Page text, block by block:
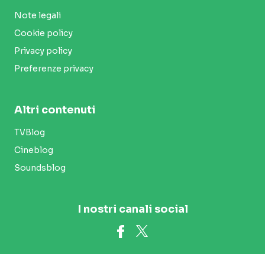
Note legali
Cookie policy
Privacy policy
Preferenze privacy
Altri contenuti
TVBlog
Cineblog
Soundsblog
I nostri canali social